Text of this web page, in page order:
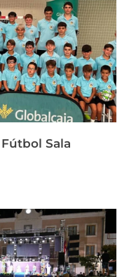
Sala